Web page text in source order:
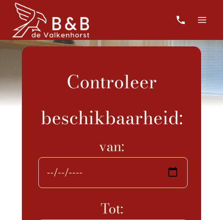
Skip
content
Controleer
beschikbaarheid:
van:
Tot: